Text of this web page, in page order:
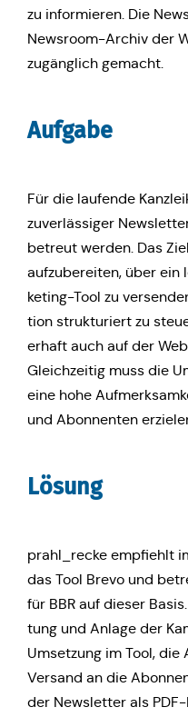
zu infor­mie­ren. Die
News­room-Archiv der
zugäng­lich gemacht.
Aufgabe
Für die lau­fen­de
zuver­läs­si­ger
betreut werden. Das
auf­zu­be­rei­ten, über
ke­ting-Tool zu
ti­on struk­tu­riert zu
er­haft auch auf der
Gleich­zei­tig muss die
eine hohe
und Abon­nen­ten
Lösung
prahl_recke emp­fiehlt
das Tool Brevo und
für BBR auf dieser
tung und Anlage der
Umset­zung im Tool,
Versand an die
der News­let­ter als